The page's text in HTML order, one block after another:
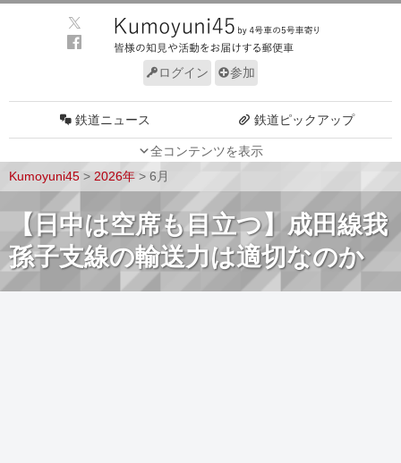
ログイン 参加
全コンテンツを表示
鉄道ニュース 鉄道ピックアップ
車両技術 路線探訪
ルール サイトについて
Kumoyuni45 > 2026年 > 6月
【日中は空席も目立つ】成田線我
孫子支線の輸送力は適切なのか